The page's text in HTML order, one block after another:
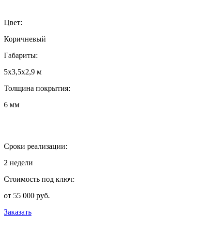
Цвет:
Коричневый
Габариты:
5х3,5х2,9 м
Толщина покрытия:
6 мм
Сроки реализации:
2 недели
Стоимость под ключ:
от 55 000 руб.
Заказать